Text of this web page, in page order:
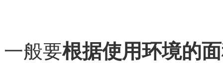
一般要根据使用环境的